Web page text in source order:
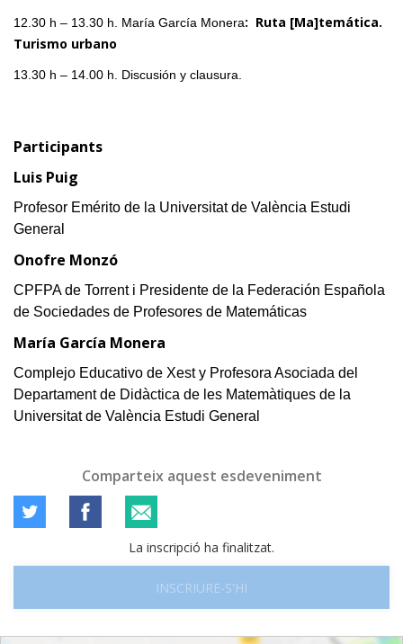
12.30 h – 13.30 h. María García Monera: Ruta [Ma]temática.
Turismo urbano
13.30 h – 14.00 h. Discusión y clausura.
Participants
Luis Puig
Profesor Emérito de la Universitat de València Estudi
General
Onofre Monzó
CPFPA de Torrent i Presidente de la Federación Española
de Sociedades de Profesores de Matemáticas
María García Monera
Complejo Educativo de Xest y Profesora Asociada del
Departament de Didàctica de les Matemàtiques de la
Universitat de València Estudi General
Comparteix aquest esdeveniment
La inscripció ha finalitzat.
INSCRIURE-S'HI